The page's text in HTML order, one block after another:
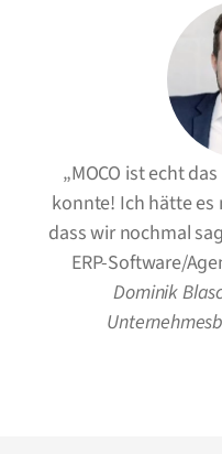
„MOCO ist echt
konnte! Ich hätte
dass wir nochmal
ERP-Software/
Dominik